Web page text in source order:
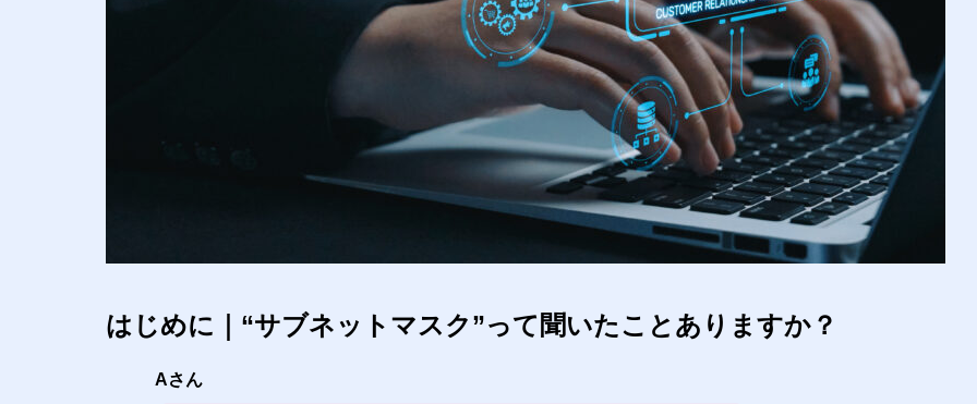
はじめに｜“サブネットマスク”って聞いたことありますか？
Aさん